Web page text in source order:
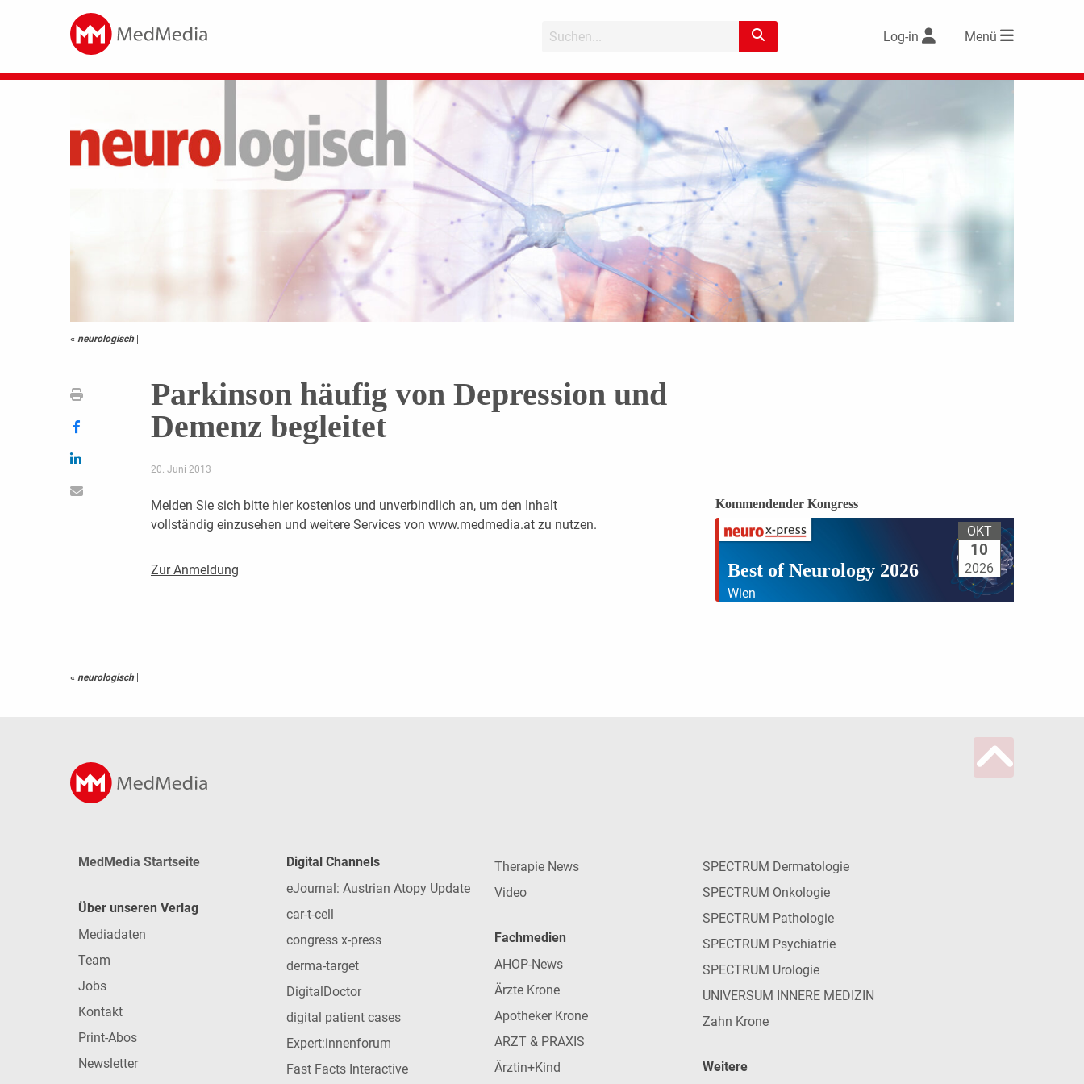
Log-in Menü
« neurologisch |
Parkinson häufig von Depression und
Demenz begleitet
20. Juni 2013
Melden Sie sich bitte hierkostenlos und unverbindlich an, um den Inhalt
vollständig einzusehen und weitere Services von www.medmedia.at zu nutzen.
Zur Anmeldung
Kommendender Kongress
Best of Neurology 2026
Wien
OKT
10
2026
« neurologisch |
MedMedia Startseite
Über unseren Verlag
Mediadaten
Team
Jobs
Kontakt
Print-Abos
Newsletter
Digital Channels
eJournal: Austrian Atopy Update
car-t-cell
congress x-press
derma-target
DigitalDoctor
digital patient cases
Expert:innenforum
Fast Facts Interactive
Therapie News
Video
Fachmedien
AHOP-News
Ärzte Krone
Apotheker Krone
ARZT & PRAXIS
Ärztin+Kind
SPECTRUM Dermatologie
SPECTRUM Onkologie
SPECTRUM Pathologie
SPECTRUM Psychiatrie
SPECTRUM Urologie
UNIVERSUM INNERE MEDIZIN
Zahn Krone
Weitere